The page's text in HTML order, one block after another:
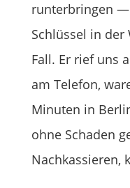
runterbringen
Schlüssel in der
Fall. Er rief uns
am Telefon,
Minuten in
ohne Schaden
Nachkassieren,